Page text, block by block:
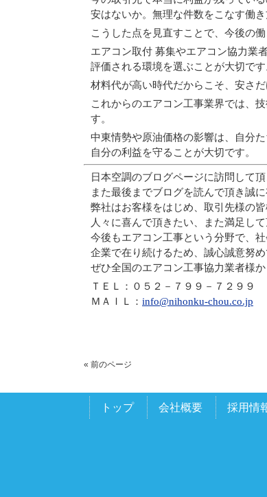
安はないか。無理な件数をこなす働き
こうした点を見直すことで、今後の
エアコン取付 募集やエアコン協力業
評価される環境を選ぶことが大切です
材料代が高い時代だからこそ、安さ
これからのエアコン工事業界では、
す。
中東情勢や原油価格の影響は、自分
自分の利益を守ることが大切です。
日本空調のブログページに訪問して
また最後までブログを読んで頂き誠に
弊社はお客様をはじめ、取引先様の
人々に喜んで頂きたい、また満足し
今後もエアコン工事という分野で、
企業で在り続けるため、誠心誠意努め
ぜひ全国のエアコン工事協力業者様
ＴＥＬ：０５２－７９９－７２９９
ＭＡＩＬ： info@nihonku-chou.co.jp
« 前のページ
トップ 会社概要 採用情